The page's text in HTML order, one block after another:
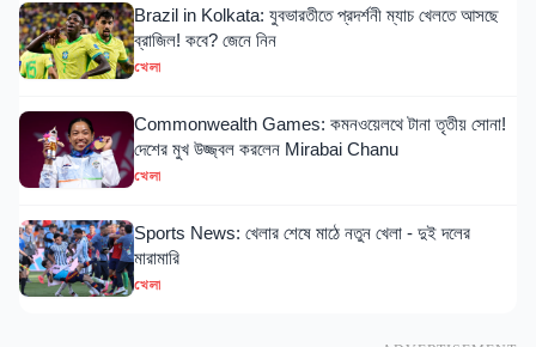
Brazil in Kolkata: যুবভারতীতে প্রদর্শনী ম্যাচ খেলতে আসছে
ব্রাজিল! কবে? জেনে নিন
খেলা
Commonwealth Games: কমনওয়েলথে টানা তৃতীয় সোনা!
দেশের মুখ উজ্জ্বল করলেন Mirabai Chanu
খেলা
Sports News: খেলার শেষে মাঠে নতুন খেলা - দুই দলের
মারামারি
খেলা